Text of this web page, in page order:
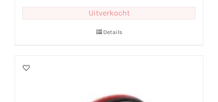
Uitverkocht
Details